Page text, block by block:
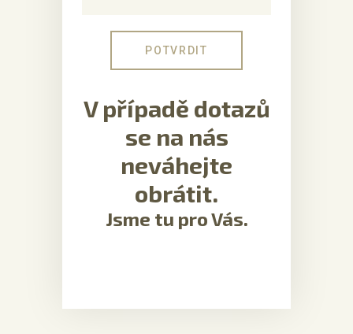
V případě dotazů
se na nás
neváhejte
obrátit.
Jsme tu pro Vás.